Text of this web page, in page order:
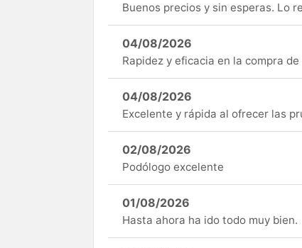
Buenos precios y sin esperas. Lo
04/08/2026
Rapidez y eficacia en la compra
04/08/2026
Excelente y rápida al ofrecer las
02/08/2026
Podólogo excelente
01/08/2026
Hasta ahora ha ido todo muy bien.